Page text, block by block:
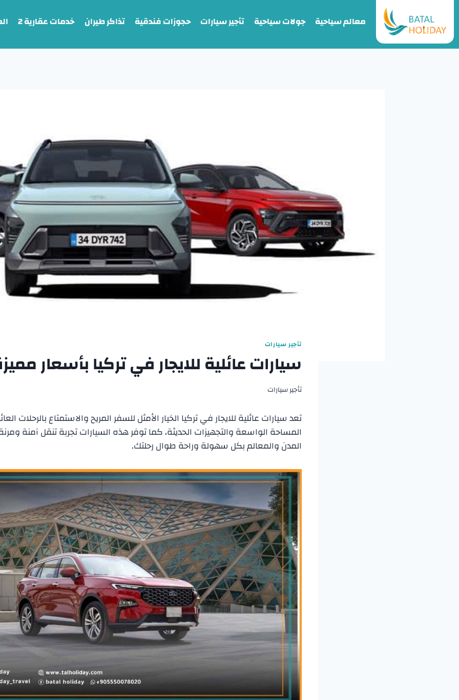
معالم سياحية جولات سياحية تأجير سيارات حجوزات فندقية تذاكر طيران خدمات عقارية 2
تأجير سيارات
سيارات عائلية للايجار في تركيا بأسعار
تأجير سيارات
تعد سيارات عائلية للايجار في تركيا الخيار الأمثل للسفر المريح والاستمتاع بالرحلات
المساحة الواسعة والتجهيزات الحديثة، كما توفر هذه السيارات تجربة تنقل آمنة
المدن والمعالم بكل سهولة وراحة طوال رحلتك.